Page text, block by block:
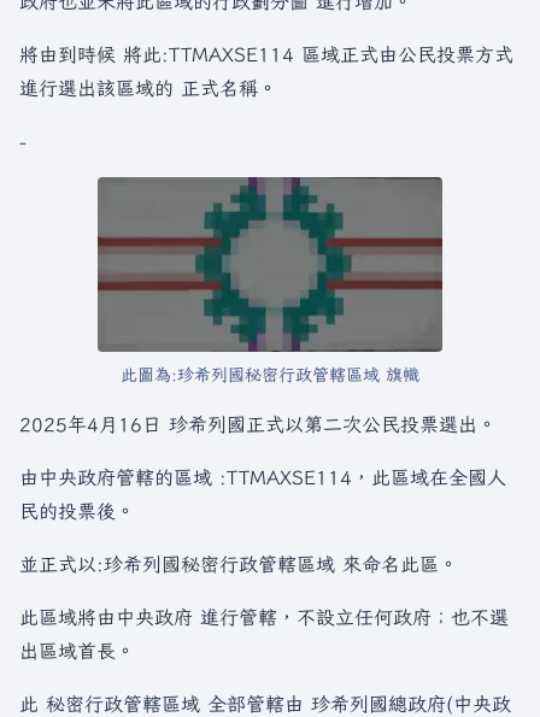
將由到時候 將此:TTMAXSE114 區域正式由公民投票方式
進行選出該區域的 正式名稱。
-
此圖為:珍希列國秘密行政管轄區域 旗幟
2025年4月16日 珍希列國正式以第二次公民投票選出。
由中央政府管轄的區域 :TTMAXSE114，此區域在全國人
民的投票後。
並正式以:珍希列國秘密行政管轄區域 來命名此區。
此區域將由中央政府 進行管轄，不設立任何政府；也不選
出區域首長。
此 秘密行政管轄區域 全部管轄由 珍希列國總政府(中央政